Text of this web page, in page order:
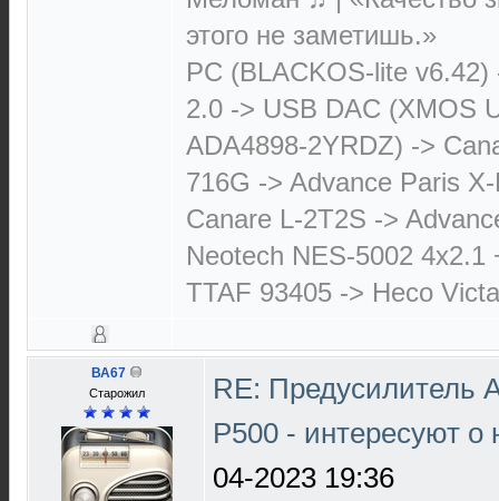
этого не заметишь.»
PC (BLACKOS-lite
2.0 -> USB DAC (XMOS
ADA4898-2YRDZ) ->
716G -> Advance Paris
Canare L-2T2S ->
Neotech NES-5002
TTAF 93405 -> Heco
ВА67
Старожил
RE: Предусилитель
P500 - интересуют
04-2023 19:36